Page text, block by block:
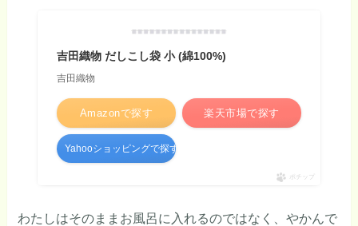
吉田織物 だしこし袋 小 (綿100%)
吉田織物
Amazonで探す 楽天市場で探す
Yahooショッピングで探す
ポチップ
わたしはそのままお風呂に入れるのではなく、やかんで